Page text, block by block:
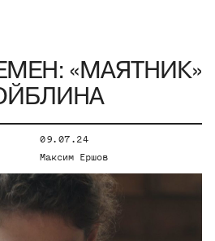
«МАЯТНИК»
09.07.24
Максим Ершов